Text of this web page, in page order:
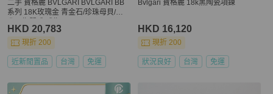
二手 寶格麗 BVLGARI BVLGARI BB
系列 18K玫瑰金 青金石/珍珠母貝/孔
HKD 20,783
現折 200
近新閒置品 台灣 免運
Bvlgari 寶格麗 18k黑陶瓷項鍊
HKD 16,120
現折 200
狀況良好 台灣 免運